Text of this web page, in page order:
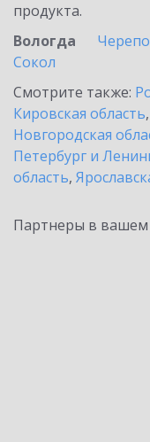
продукта.
Вологда
Сокол
Смотрите также:
Кировская область,
Новгородская
Петербург и
область,
Партнеры в вашем